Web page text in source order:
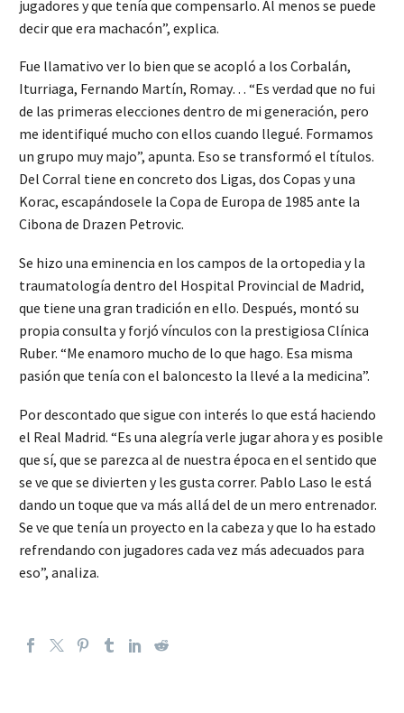
jugadores y que tenía que compensarlo. Al menos se puede
decir que era machacón”, explica.
Fue llamativo ver lo bien que se acopló a los Corbalán,
Iturriaga, Fernando Martín, Romay… “Es verdad que no fui
de las primeras elecciones dentro de mi generación, pero
me identifiqué mucho con ellos cuando llegué. Formamos
un grupo muy majo”, apunta. Eso se transformó el títulos.
Del Corral tiene en concreto dos Ligas, dos Copas y una
Korac, escapándosele la Copa de Europa de 1985 ante la
Cibona de Drazen Petrovic.
Se hizo una eminencia en los campos de la ortopedia y la
traumatología dentro del Hospital Provincial de Madrid,
que tiene una gran tradición en ello. Después, montó su
propia consulta y forjó vínculos con la prestigiosa Clínica
Ruber. “Me enamoro mucho de lo que hago. Esa misma
pasión que tenía con el baloncesto la llevé a la medicina”.
Por descontado que sigue con interés lo que está haciendo
el Real Madrid. “Es una alegría verle jugar ahora y es posible
que sí, que se parezca al de nuestra época en el sentido que
se ve que se divierten y les gusta correr. Pablo Laso le está
dando un toque que va más allá del de un mero entrenador.
Se ve que tenía un proyecto en la cabeza y que lo ha estado
refrendando con jugadores cada vez más adecuados para
eso”, analiza.